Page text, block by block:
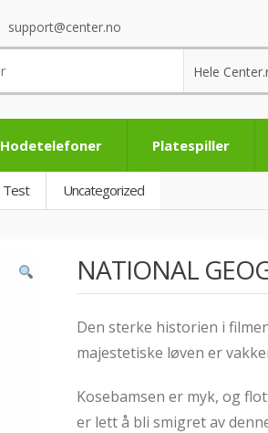
support@center.no
Hele
Hodetelefoner Platespiller
Test Uncategorized
NATIONAL
Den sterke historien i
majestetiske løven er
Kosebamsen er myk, og
er lett å bli smigret av